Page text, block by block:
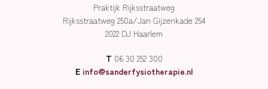
Praktijk Rijksstraatweg
Rijksstraatweg 250a/Jan Gijzenkade 254
2022 DJ Haarlem
T 06 30 252 300
E info@sanderfysiotherapie.nl